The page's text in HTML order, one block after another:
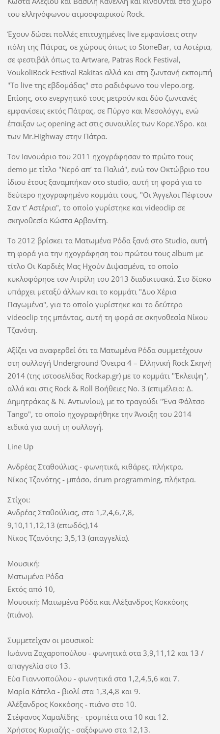
του ελληνόφωνου ατμοσφαιρικού Rock.
Έχουν δώσει πολλές επιτυχημένες live εμφανίσεις στην
πόλη της Πάτρας, σε χώρους όπως το StoneBar, τα Αστέρια,
σε φεστιβάλ όπως τα Artware, Patras Rock Festival,
VoukoliRock Festival Rakitas αλλά και στη ζωντανή εκπομπή
"Το live της εβδομάδας" στο ραδιόφωνο του vlepo.org.
Επίσης, στο ενεργητικό τους μετρούν και δύο ζωντανές
εμφανίσεις εκτός Πάτρας, σε Πύργο και Μεσολόγγι, ενώ
έπαιξαν ως opening act στις συναυλίες των Κορε.Υδρο. και
των Μr.Highway στην Πάτρα.
Τον Ιανουάριο του 2011 ηχογράφησαν το πρώτο τους
demo με τίτλο "Νερό απ’ τα Παλιά", ενώ τον Οκτώβριο του
ίδιου έτους ξαναμπήκαν στο studio, αυτή τη φορά για το
δεύτερο ηχογραφημένο κομμάτι τους, "Οι Άγγελοι Πέφτουν
Σαν τ’ Αστέρια", το οποίο γυρίστηκε και videoclip σε
σκηνοθεσία Κώστα Αρβανίτη.
Το 2012 βρίσκει τα Ματωμένα Ρόδα ξανά στo Studio, αυτή
τη φορά για την ηχογράφηση του πρώτου τους album με
τίτλο Οι Καρδιές Μας Ηχούν Διψασμένα, το οποίο
κυκλοφόρησε τον Απρίλη του 2013 διαδικτυακά. Στο δίσκο
υπάρχει μεταξύ άλλων και το κομμάτι "Δυο Χέρια
Παγωμένα", για το οποίο γυρίστηκε και το δεύτερο
videoclip της μπάντας, αυτή τη φορά σε σκηνοθεσία Νίκου
Τζανότη.
Αξίζει να αναφερθεί ότι τα Ματωμένα Ρόδα συμμετέχουν
στη συλλογή Underground Όνειρα 4 – Ελληνική Rock Σκηνή
2014 (της ιστοσελίδας Rockap.gr) με το κομμάτι "Έκλειψη",
αλλά και στις Rock & Roll Βοήθειες Νo. 3 (επιμέλεια: Δ.
Δημητράκας & Ν. Αντωνίου), με το τραγούδι "Ένα Φάλτσο
Tango", το οποίο ηχογραφήθηκε την Άνοιξη του 2014
ειδικά για αυτή τη συλλογή.
Line Up
Ανδρέας Σταθούλιας - φωνητικά, κιθάρες, πλήκτρα.
Νίκος Τζανότης - μπάσο, drum programming, πλήκτρα.
Στίχοι:
Ανδρέας Σταθούλιας, στα 1,2,4,6,7,8,
9,10,11,12,13 (επωδός),14
Νίκος Τζανότης: 3,5,13 (απαγγελία).
Μουσική:
Ματωμένα Ρόδα
Εκτός από 10,
Μουσική: Ματωμένα Ρόδα και Αλέξανδρος Κοκκόσης
(πιάνο).
Συμμετείχαν οι μουσικοί:
Ιωάννα Ζαχαροπούλου - φωνητικά στα 3,9,11,12 και 13 /
απαγγελία στο 13.
Εύα Γιαννοπούλου - φωνητικά στα 1,2,4,5,6 και 7.
Μαρία Κάτελα - βιολί στα 1,3,4,8 και 9.
Αλέξανδρος Κοκκόσης - πιάνο στο 10.
Στέφανος Χαμαλίδης - τρομπέτα στα 10 και 12.
Χρήστος Κυριαζής - σαξόφωνο στα 12,13.